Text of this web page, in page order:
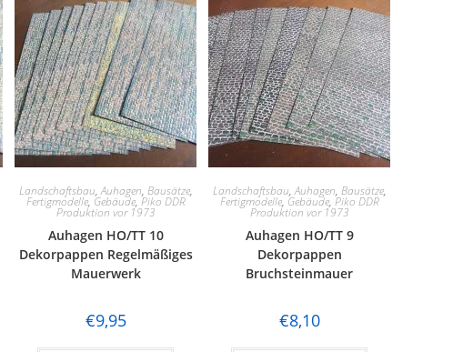
Landschaftsbau,Auhagen, Bausätze,
Fertigmodelle, Gebäude, Piko DDR
Produktion vor 1973
Auhagen HO/TT 10
Dekorpappen Regelmäßiges
Mauerwerk
€9,95
Landschaftsbau,Auhagen, Bausätze,
Fertigmodelle, Gebäude, Piko DDR
Produktion vor 1973
Auhagen HO/TT 9
Dekorpappen
Bruchsteinmauer
€8,10